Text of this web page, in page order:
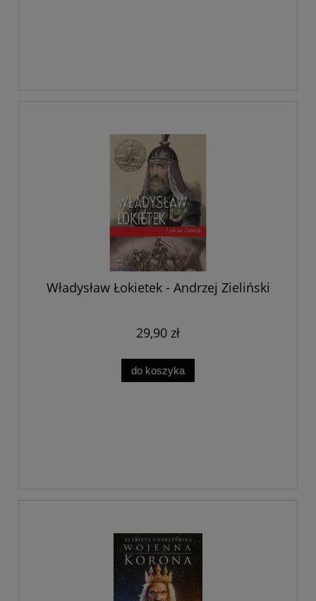
Władysław Łokietek - Andrzej Zieliński
29,90 zł
do koszyka